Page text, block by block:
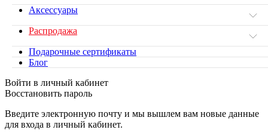
Аксессуары
Распродажа
Подарочные сертификаты
Блог
Войти в личный кабинет
Восстановить пароль
Введите электронную почту и мы вышлем вам новые данные
для входа в личный кабинет.